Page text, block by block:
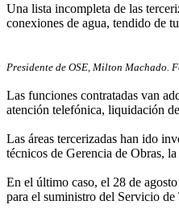
Una lista incompleta de las
conexiones de agua, tendido de
Presidente de OSE, Milton Machado.
Las funciones contratadas van
atención telefónica, liquidación
Las áreas tercerizadas han ido
técnicos de Gerencia de Obras,
En el último caso, el 28 de
para el suministro del Servicio